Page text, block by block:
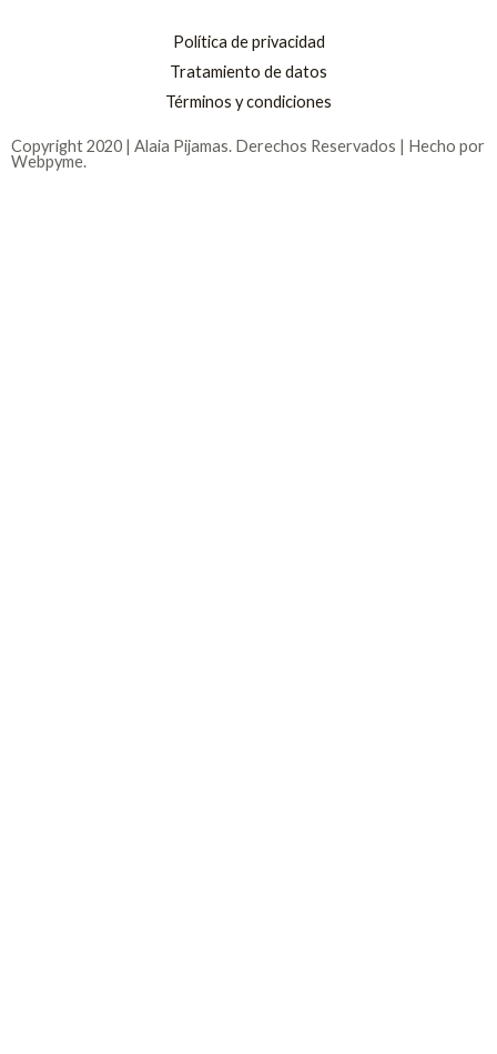
Política de privacidad
Tratamiento de datos
Términos y condiciones
Copyright 2020 | Alaia Pijamas. Derechos Reservados | Hecho por
Webpyme.